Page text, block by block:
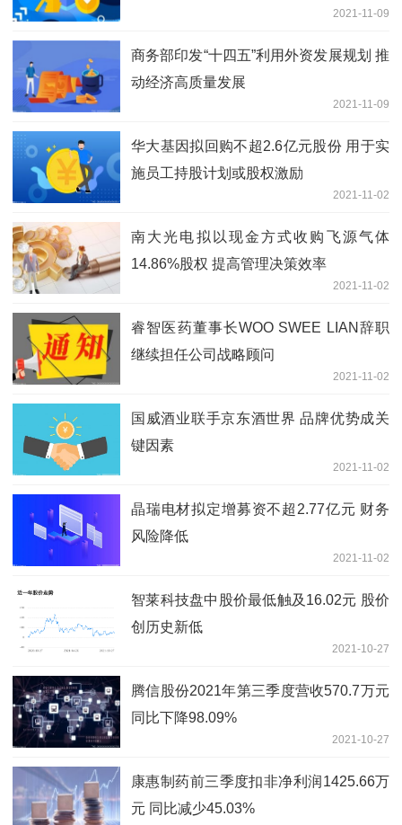
2021-11-09
商务部印发“十四五”利用外资发展规划 推
动经济高质量发展
2021-11-09
华大基因拟回购不超2.6亿元股份 用于实
施员工持股计划或股权激励
2021-11-02
南大光电拟以现金方式收购飞源气体
14.86%股权 提高管理决策效率
2021-11-02
睿智医药董事长WOO SWEE LIAN辞职
继续担任公司战略顾问
2021-11-02
国威酒业联手京东酒世界 品牌优势成关
键因素
2021-11-02
晶瑞电材拟定增募资不超2.77亿元 财务
风险降低
2021-11-02
智莱科技盘中股价最低触及16.02元 股价
创历史新低
2021-10-27
腾信股份2021年第三季度营收570.7万元
同比下降98.09%
2021-10-27
康惠制药前三季度扣非净利润1425.66万
元 同比减少45.03%